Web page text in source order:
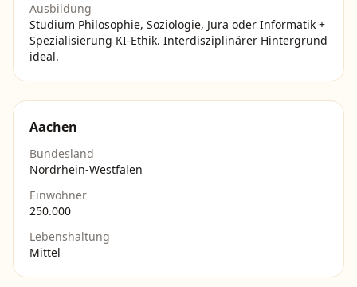
Ausbildung
Studium Philosophie, Soziologie, Jura oder Informatik +
Spezialisierung KI-Ethik. Interdisziplinärer Hintergrund
ideal.
Aachen
Bundesland
Nordrhein-Westfalen
Einwohner
250.000
Lebenshaltung
Mittel